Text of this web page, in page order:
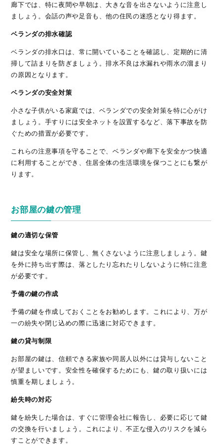
廊下では、特に夜間や早朝は、大きな音を出さないように注意し
ましょう。会話の声や足音も、他の住民の迷惑となり得ます。
ベランダの排水確認
ベランダの排水口は、常に開いていることを確認し、定期的に清
掃して詰まりを防ぎましょう。排水不良は水漏れや雨水の溜まり
の原因となります。
ベランダの安全対策
小さな子供がいる家庭では、ベランダでの安全対策を特に心がけ
ましょう。手すりには安全ネットを設置するなど、落下事故を防
ぐための措置が必要です。
これらの注意事項を守ることで、ベランダや廊下を安全かつ快適
に利用することができ、住居全体の生活環境を保つことにも繋が
ります。
お部屋の鍵の管理
鍵の適切な保管
鍵は安全な場所に保管し、無くさないように注意しましょう。鍵
を外に持ち出す際は、落としたり忘れたりしないように特に注意
が必要です。
予備の鍵の作成
予備の鍵を作成しておくことをお勧めします。これにより、万が
一の紛失や閉じ込めの際に迅速に対応できます。
鍵の貸与制限
お部屋の鍵は、信頼できる家族や同居人以外には貸与しないこと
が望ましいです。安全性を確保するためにも、鍵の取り扱いには
慎重を期しましょう。
紛失時の対応
鍵を紛失した場合は、すぐに管理会社に報告し、必要に応じて鍵
の交換を行いましょう。これにより、不正な侵入のリスクを減ら
すことができます。